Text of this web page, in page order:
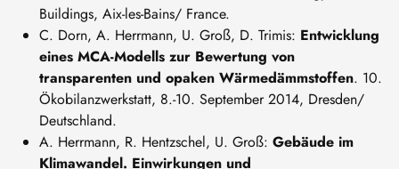
Buildings, Aix-les-Bains/ France.
C. Dorn, A. Herrmann, U. Groß, D. Trimis: Entwicklung
eines MCA-Modells zur Bewertung von
transparenten und opaken Wärmedämmstoffen. 10.
Ökobilanzwerkstatt, 8.-10. September 2014, Dresden/
Deutschland.
A. Herrmann, R. Hentzschel, U. Groß: Gebäude im
Klimawandel. Einwirkungen und